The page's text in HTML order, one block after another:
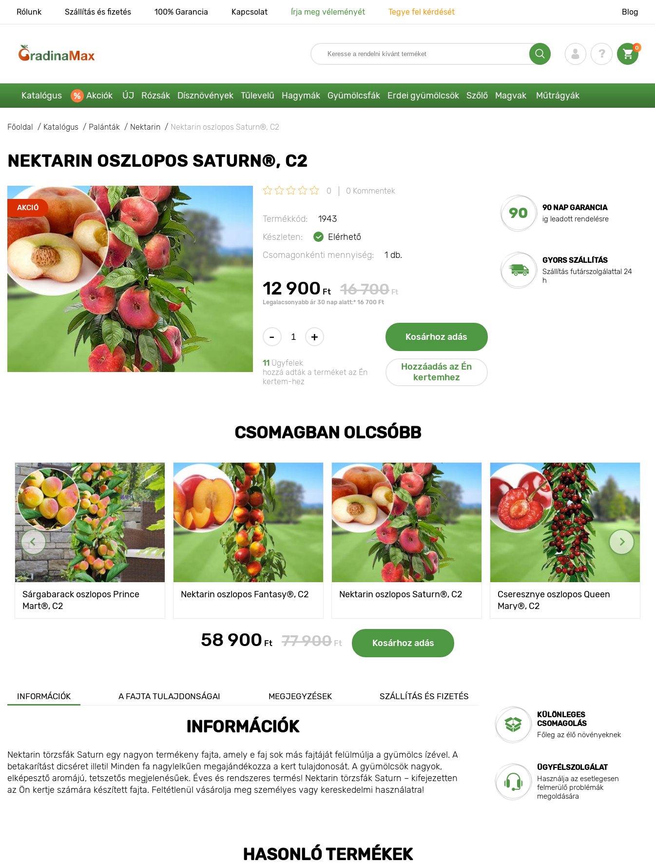
Rólunk Szállítás és fizetés 100% Garancia Kapcsolat Írja meg véleményét Tegye fel kérdését Blog
0
Katalógus Akciók ÚJ Rózsák Dísznövények Tűlevelű Hagymák Gyümölcsfák Erdei gyümölcsök Szőlő Magvak Műtrágyák
Főoldal Katalógus Palánták Nektarin Nektarin oszlopos Saturn®, C2
NEKTARIN OSZLOPOS SATURN®, C2
AKCIÓ
0 0 Kommentek
Termékkód:
1943
Készleten:
Elérhető
Csomagonkénti mennyiség:
1 db.
12 900 Ft 16 700 Ft
Legalacsonyabb ár 30 nap alatt:* 16 700 Ft
- + Kosárhoz adás
11 Ügyfelek
hozzá adták a terméket az Én
kertem-hez
Hozzáadás az Én
kertemhez
90
90 NAP GARANCIA
ig leadott rendelésre
GYORS SZÁLLÍTÁS
Szállítás futárszolgálattal 24
h
CSOMAGBAN OLCSÓBB
Sárgabarack oszlopos Prince
Mart®, C2
Nektarin oszlopos Fantasy®, C2 Nektarin oszlopos Saturn®, C2
Cseresznye oszlopos Queen
Mary®, C2
58 900 Ft 77 900 Ft Kosárhoz adás
INFORMÁCIÓK A FAJTA TULAJDONSÁGAI MEGJEGYZÉSEK SZÁLLÍTÁS ÉS FIZETÉS
INFORMÁCIÓK
Nektarin törzsfák Saturn egy nagyon termékeny fajta, amely e faj sok más fajtáját felülmúlja a gyümölcs ízével. A
betakarítást dicséret illeti! Minden fa nagylelkűen megajándékozza a kert tulajdonosát. A gyümölcsök nagyok,
elképesztő aromájú, tetszetős megjelenésűek. Éves és rendszeres termés! Nektarin törzsfák Saturn – kifejezetten
az Ön kertje számára készített fajta. Feltétlenül vásárolja meg személyes vagy kereskedelmi használatra!
KÜLÖNLEGES
CSOMAGOLÁS
Főleg az élő növényeknek
ÜGYFÉLSZOLGÁLAT
Használja az esetlegesen
felmerülő problémák
megoldására
HASONLÓ TERMÉKEK